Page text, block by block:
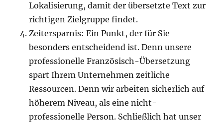
Lokalisierung, damit der übersetzte Text zur
richtigen Zielgruppe findet.
Zeitersparnis: Ein Punkt, der für Sie
besonders entscheidend ist. Denn unsere
professionelle Französisch-Übersetzung
spart Ihrem Unternehmen zeitliche
Ressourcen. Denn wir arbeiten sicherlich auf
höherem Niveau, als eine nicht-
professionelle Person. Schließlich hat unser